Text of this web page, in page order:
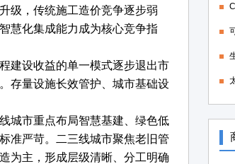
级，传统施工造价竞争逐步弱
慧化集成能力成为核心竞争指
建设收益的单一模式逐步退出市
存量设施长效管护、城市基础设
城市重点布局智慧基建、绿色低
准严苛。二三线城市聚焦老旧管
为主，形成层级清晰、分工明确